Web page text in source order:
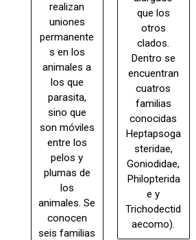
realizan
uniones
permanente
s en los
animales a
los que
parasita,
sino que
son móviles
entre los
pelos y
plumas de
los
animales. Se
conocen
seis familias
que los
otros
clados.
Dentro se
encuentran
cuatros
familias
conocidas
Heptapsoga
steridae,
Goniodidae,
Philopterida
e y
Trichodectid
aecomo).